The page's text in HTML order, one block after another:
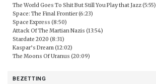
The World Goes To Shit But Still You Play that Jazz (5:55)
Space: The Final Frontier (6:23)
Space Express (8:50)
Attack Of The Martian Nazis (13:54)
Stardate 2020 (8:31)
Kaspar’s Dream (12:02)
The Moons Of Uranus (20:09)
BEZETTING